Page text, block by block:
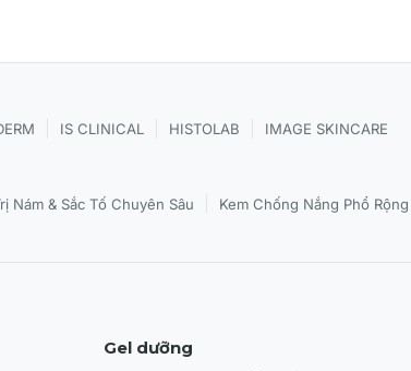
IS CLINICAL HISTOLAB IMAGE SKINCARE
Nám & Sắc Tố Chuyên Sâu Kem Chống Nắng Phổ
Gel dưỡng